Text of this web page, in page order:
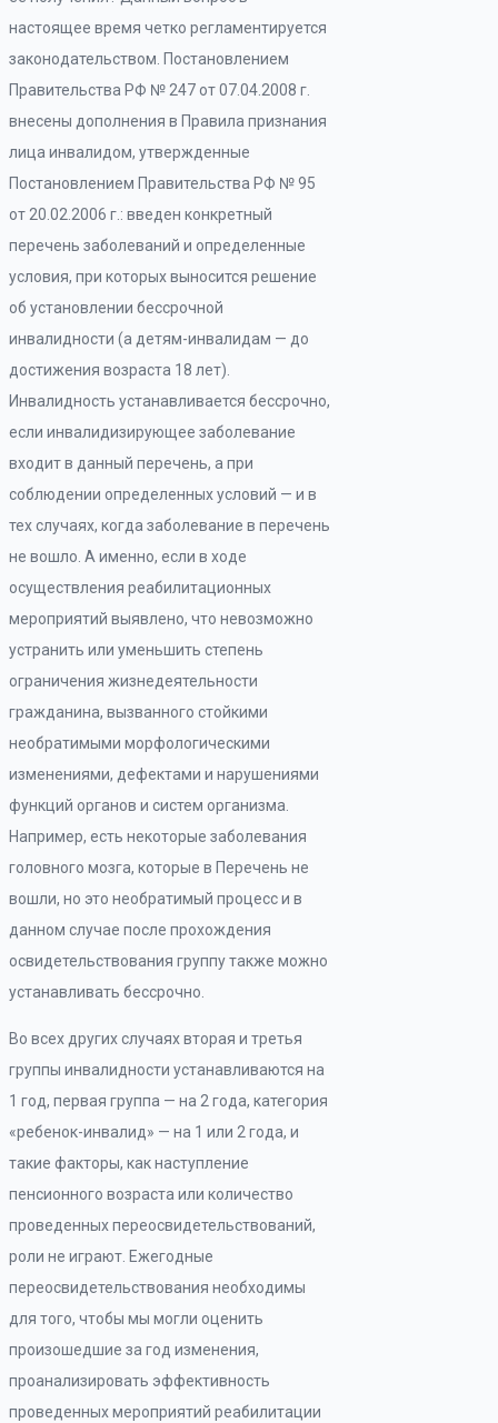
настоящее время четко регламентируется
законодательством. Постановлением
Правительства РФ № 247 от 07.04.2008 г.
внесены дополнения в Правила признания
лица инвалидом, утвержденные
Постановлением Правительства РФ № 95
от 20.02.2006 г.: введен конкретный
перечень заболеваний и определенные
условия, при которых выносится решение
об установлении бессрочной
инвалидности (а детям-инвалидам — до
достижения возраста 18 лет).
Инвалидность устанавливается бессрочно,
если инвалидизирующее заболевание
входит в данный перечень, а при
соблюдении определенных условий — и в
тех случаях, когда заболевание в перечень
не вошло. А именно, если в ходе
осуществления реабилитационных
мероприятий выявлено, что невозможно
устранить или уменьшить степень
ограничения жизнедеятельности
гражданина, вызванного стойкими
необратимыми морфологическими
изменениями, дефектами и нарушениями
функций органов и систем организма.
Например, есть некоторые заболевания
головного мозга, которые в Перечень не
вошли, но это необратимый процесс и в
данном случае после прохождения
освидетельствования группу также можно
устанавливать бессрочно.
Во всех других случаях вторая и третья
группы инвалидности устанавливаются на
1 год, первая группа — на 2 года, категория
«ребенок-инвалид» — на 1 или 2 года, и
такие факторы, как наступление
пенсионного возраста или количество
проведенных переосвидетельствований,
роли не играют. Ежегодные
переосвидетельствования необходимы
для того, чтобы мы могли оценить
произошедшие за год изменения,
проанализировать эффективность
проведенных мероприятий реабилитации